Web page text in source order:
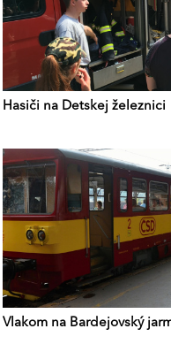
Hasiči na Detskej železnici
Vlakom na Bardejovský